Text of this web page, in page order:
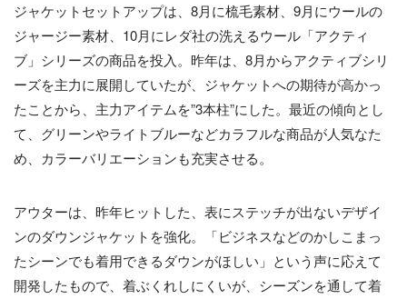
ジャケットセットアップは、8月に梳毛素材、9月にウールの
ジャージー素材、10月にレダ社の洗えるウール「アクティ
ブ」シリーズの商品を投入。昨年は、8月からアクティブシリ
ーズを主力に展開していたが、ジャケットへの期待が高かっ
たことから、主力アイテムを”3本柱”にした。最近の傾向とし
て、グリーンやライトブルーなどカラフルな商品が人気なた
め、カラーバリエーションも充実させる。
アウターは、昨年ヒットした、表にステッチが出ないデザイ
ンのダウンジャケットを強化。「ビジネスなどのかしこまっ
たシーンでも着用できるダウンがほしい」という声に応えて
開発したもので、着ぶくれしにくいが、シーズンを通して着